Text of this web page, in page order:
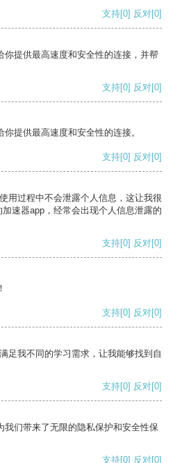
支持[0] 反对[0]
提供最高速度和安全性的连接，并帮
支持[0] 反对[0]
提供最高速度和安全性的连接。
支持[0] 反对[0]
用过程中不会泄露个人信息，这让我很
速器app，经常会出现个人信息泄露的
支持[0] 反对[0]
支持[0] 反对[0]
足我不同的学习需求，让我能够找到自
支持[0] 反对[0]
们带来了无限的隐私保护和安全性保
支持[0] 反对[0]